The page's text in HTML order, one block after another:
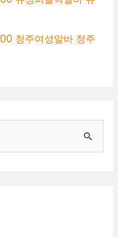
청주여성알바 청주